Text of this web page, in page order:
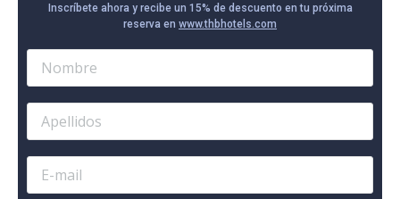
Inscríbete ahora y recibe un 15% de descuento en tu próxima
reserva en www.thbhotels.com